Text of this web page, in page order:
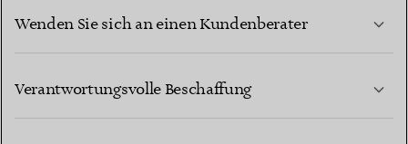
Wenden Sie sich an einen Kundenberater
Verantwortungsvolle Beschaffung